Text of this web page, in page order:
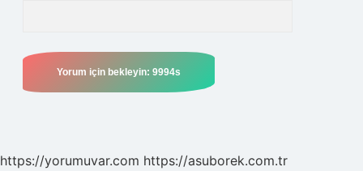
https://yorumuvar.com https://asuborek.com.tr